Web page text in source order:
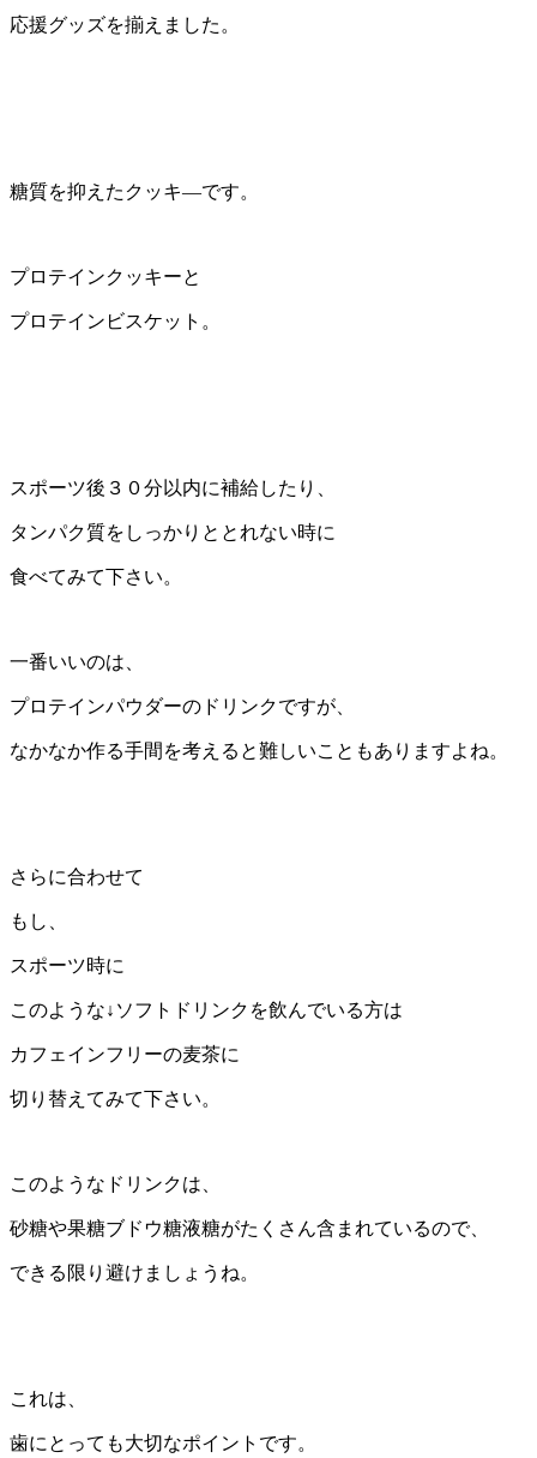
応援グッズを揃えました。
糖質を抑えたクッキ―です。
プロテインクッキーと
プロテインビスケット。
スポーツ後３０分以内に補給したり、
タンパク質をしっかりととれない時に
食べてみて下さい。
一番いいのは、
プロテインパウダーのドリンクですが、
なかなか作る手間を考えると難しいこともありますよね。
さらに合わせて
もし、
スポーツ時に
このような↓ソフトドリンクを飲んでいる方は
カフェインフリーの麦茶に
切り替えてみて下さい。
このようなドリンクは、
砂糖や果糖ブドウ糖液糖がたくさん含まれているので、
できる限り避けましょうね。
これは、
歯にとっても大切なポイントです。